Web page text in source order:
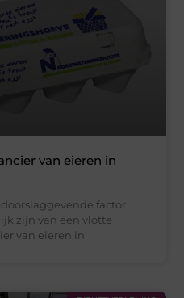
van eieren in
factor
zijn van een vlotte
van eieren in